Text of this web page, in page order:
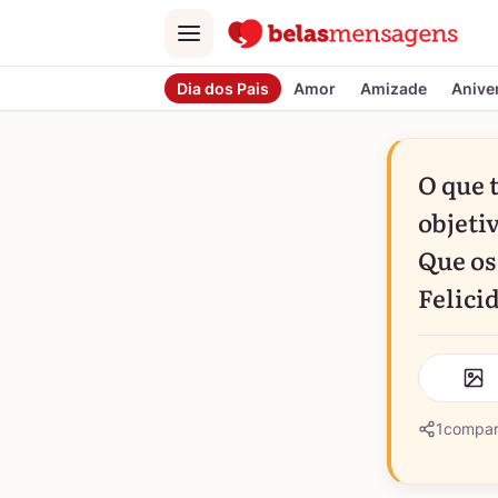
Menu
Dia dos Pais Amor Amizade
O que
Que
1